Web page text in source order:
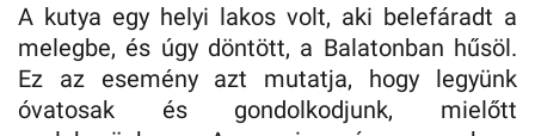
A kutya egy helyi lakos volt, aki belefáradt a
melegbe, és úgy döntött, a Balatonban hűsöl.
Ez az esemény azt mutatja, hogy legyünk
óvatosak és gondolkodjunk, mielőtt